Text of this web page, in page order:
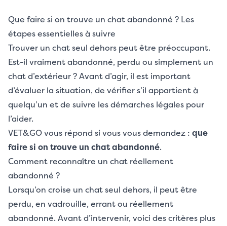
Que faire si on trouve un chat abandonné ? Les
étapes essentielles à suivre
Trouver un chat seul dehors peut être préoccupant.
Est-il vraiment abandonné, perdu ou simplement un
chat d’extérieur ? Avant d’agir, il est important
d’évaluer la situation, de vérifier s’il appartient à
quelqu’un et de suivre les démarches légales pour
l’aider.
VET&GO vous répond si vous vous demandez : que
faire si on trouve un chat abandonné.
Comment reconnaître un chat réellement
abandonné ?
Lorsqu’on croise un chat seul dehors, il peut être
perdu, en vadrouille, errant ou réellement
abandonné. Avant d’intervenir, voici des critères plus